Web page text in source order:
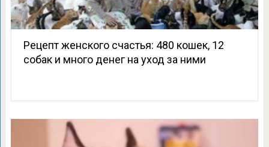
Рецепт женского счастья: 480 кошек, 12
собак и много денег на уход за ними